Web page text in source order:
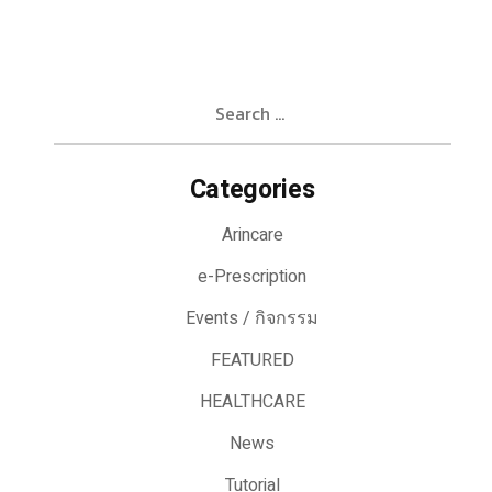
Categories
Arincare
e-Prescription
Events / กิจกรรม
FEATURED
HEALTHCARE
News
Tutorial